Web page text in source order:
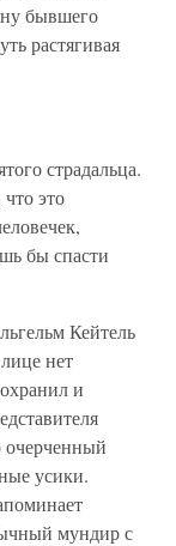
бывшего
растягивая
страдальца.
это
бы спасти
Кейтель
нет
и
усики.
мундир с